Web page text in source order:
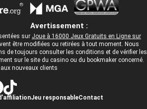
Avertissement :
sur Joue à 16000 Jeux Gratuits en Ligne sur
être modifiées ou retirées à tout moment. Nous
de toujours consulter les conditions et de vérifier les
sur le site du casino ou du bookmaker concerné.
nouveaux clients
Jeu responsableContact